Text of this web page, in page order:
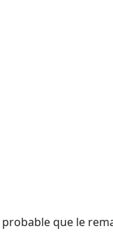
que le